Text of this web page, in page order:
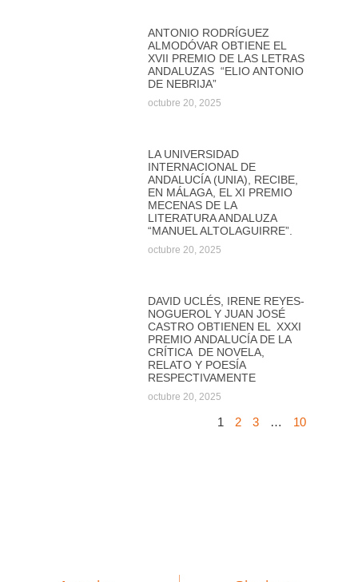
ANTONIO RODRÍGUEZ
ALMODÓVAR OBTIENE EL
XVII PREMIO DE LAS LETRAS
ANDALUZAS “ELIO ANTONIO
DE NEBRIJA”
octubre 20, 2025
LA UNIVERSIDAD
INTERNACIONAL DE
ANDALUCÍA (UNIA), RECIBE,
EN MÁLAGA, EL XI PREMIO
MECENAS DE LA
LITERATURA ANDALUZA
“MANUEL ALTOLAGUIRRE”.
octubre 20, 2025
DAVID UCLÉS, IRENE REYES-
NOGUEROL Y JUAN JOSÉ
CASTRO OBTIENEN EL XXXI
PREMIO ANDALUCÍA DE LA
CRÍTICA DE NOVELA,
RELATO Y POESÍA
RESPECTIVAMENTE
octubre 20, 2025
1 2 3 … 10